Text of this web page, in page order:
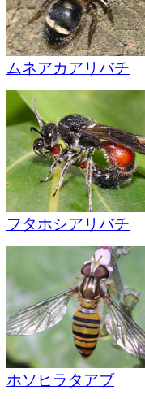
ムネアカアリバチ
フタホシアリバチ
ホソヒラタアブ